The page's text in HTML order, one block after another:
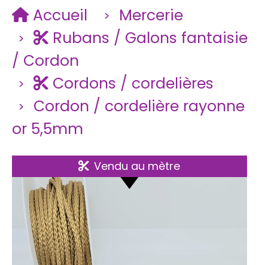
Accueil
Mercerie
Rubans / Galons fantaisie
/ Cordon
Cordons / cordelières
Cordon / cordelière rayonne
or 5,5mm
Vendu au mètre